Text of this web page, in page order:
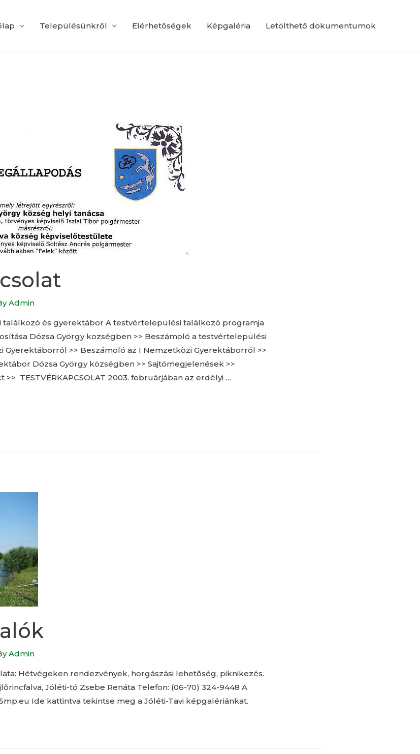
Településünkről Elérhetőségek Képgaléria Letölthető dokumentumok
Admin
és gyerektábor A testvértelepülési találkozó programja
Dózsa György kozségben >> Beszámoló a testvértelepülési
Gyerektáborról >> Beszámoló az I Nemzetközi Gyerektáborról >>
Dózsa György községben >> Sajtómegjelenések >>
TESTVÉRKAPCSOLAT 2003. februárjában az erdélyi …
Admin
Hétvégeken rendezvények, horgászási lehetõség, piknikezés.
Jóléti-tó Zsebe Renáta Telefon: (06-70) 324-9448 A
Ide kattintva tekintse meg a Jóléti-Tavi képgalériánkat.